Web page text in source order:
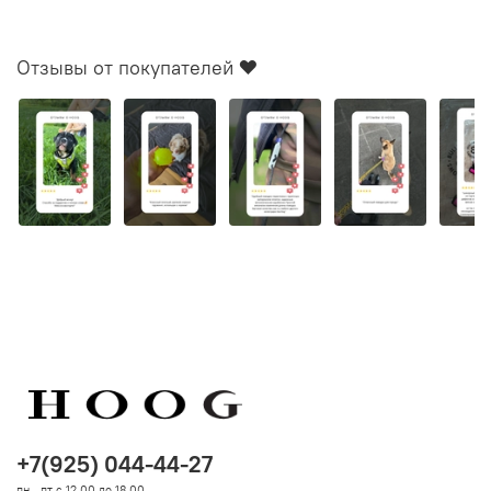
Отзывы от покупателей ❤️
+7(925) 044-44-27